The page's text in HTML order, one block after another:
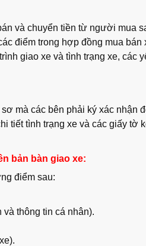
và chuyển tiền từ người mua
điểm trong hợp đồng mua bán
giao xe và tình trạng xe, các
mà các bên phải ký xác nhận
tiết tình trạng xe và các giấy tờ
bản bàn giao xe:
điểm sau:
thông tin cá nhân).